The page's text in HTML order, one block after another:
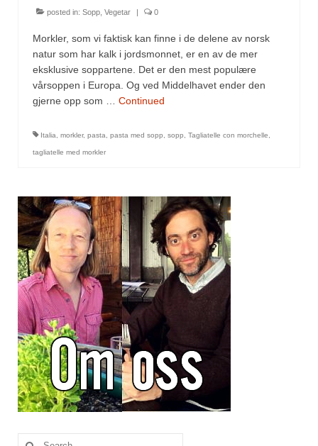
posted in: Sopp, Vegetar 0
Morkler, som vi faktisk kan finne i de delene av norsk
natur som har kalk i jordsmonnet, er en av de mer
eksklusive soppartene. Det er den mest populære
vårsoppen i Europa. Og ved Middelhavet ender den
gjerne opp som … Continued
Italia, morkler, pasta, pasta med sopp, sopp, Tagliatelle con morchelle,
tagliatelle med morkler
Search